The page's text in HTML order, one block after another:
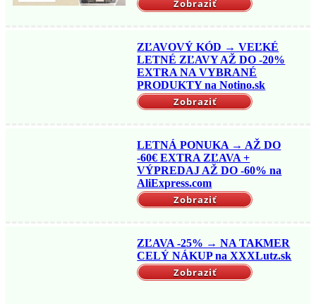
Zobraziť
ZĽAVOVÝ KÓD → VEĽKÉ
LETNÉ ZĽAVY AŽ DO -20%
EXTRA NA VYBRANÉ
PRODUKTY na Notino.sk
Zobraziť
LETNÁ PONUKA → AŽ DO
-60€ EXTRA ZĽAVA +
VÝPREDAJ AŽ DO -60% na
AliExpress.com
Zobraziť
ZĽAVA -25% → NA TAKMER
CELÝ NÁKUP na XXXLutz.sk
Zobraziť